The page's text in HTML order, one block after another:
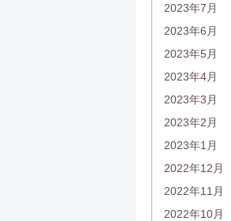
2023年7月
2023年6月
2023年5月
2023年4月
2023年3月
2023年2月
2023年1月
2022年12月
2022年11月
2022年10月